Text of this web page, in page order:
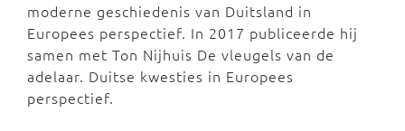
moderne geschiedenis van Duitsland in
Europees perspectief. In 2017 publiceerde hij
samen met Ton Nijhuis De vleugels van de
adelaar. Duitse kwesties in Europees
perspectief.